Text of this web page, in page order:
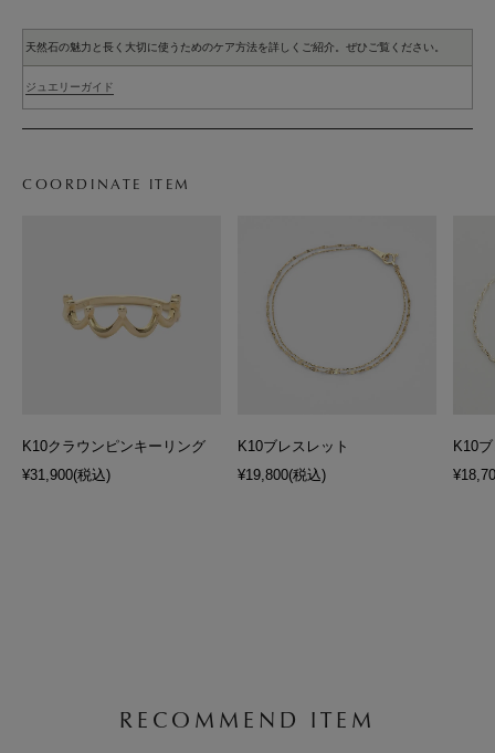
天然石の魅力と長く大切に使うためのケア方法を詳しくご紹介。ぜひご覧ください。
ジュエリーガイド
COORDINATE ITEM
K10クラウンピンキーリング
¥31,900(税込)
K10ブレスレット
¥19,800(税込)
K10
RECOMMEND ITEM